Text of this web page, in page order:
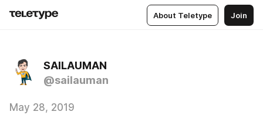
About Teletype Join
SAILAUMAN
@sailauman
May 28, 2019